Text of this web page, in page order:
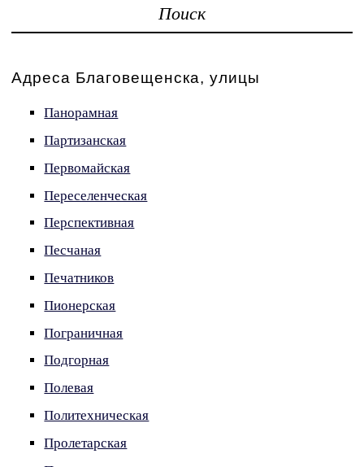
Поиск
Адреса Благовещенска, улицы
Панорамная
Партизанская
Первомайская
Переселенческая
Перспективная
Песчаная
Печатников
Пионерская
Пограничная
Подгорная
Полевая
Политехническая
Пролетарская